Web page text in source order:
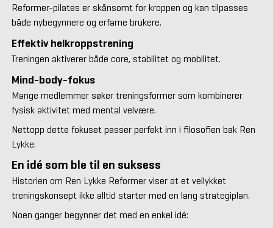
Reformer-pilates er skånsomt for kroppen og kan tilpasses
både nybegynnere og erfarne brukere.
Effektiv helkroppstrening
Treningen aktiverer både core, stabilitet og mobilitet.
Mind-body-fokus
Mange medlemmer søker treningsformer som kombinerer
fysisk aktivitet med mental velvære.
Nettopp dette fokuset passer perfekt inn i filosofien bak Ren
Lykke.
En idé som ble til en suksess
Historien om Ren Lykke Reformer viser at et vellykket
treningskonsept ikke alltid starter med en lang strategiplan.
Noen ganger begynner det med en enkel idé: